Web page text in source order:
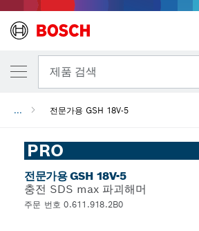
제품 검색
... 전문가용 GSH 18V-5
PRO
전문가용 GSH 18V-5
충전 SDS max 파괴해머
주문 번호 0.611.918.2B0